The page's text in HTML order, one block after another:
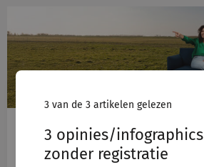
3 van de 3 artikelen gelezen
3 opinies/infographics
zonder registratie
Schulinck Omgevingsrecht
Omgevingsrecht